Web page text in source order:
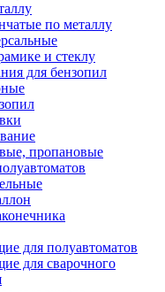
по металлу
и стеклу
для бензопил
пропановые
для полуавтоматов
для сварочного